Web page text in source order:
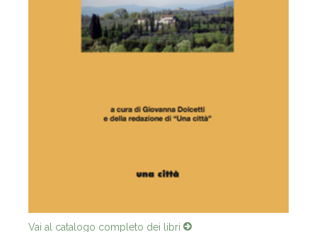
Vai al catalogo completo dei libri